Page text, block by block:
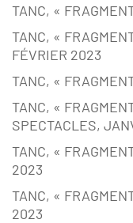
TANC, «
TANC, «
FÉVRIER 2023
TANC, «
TANC, «
SPECTACLES,
TANC, «
2023
TANC, «
2023